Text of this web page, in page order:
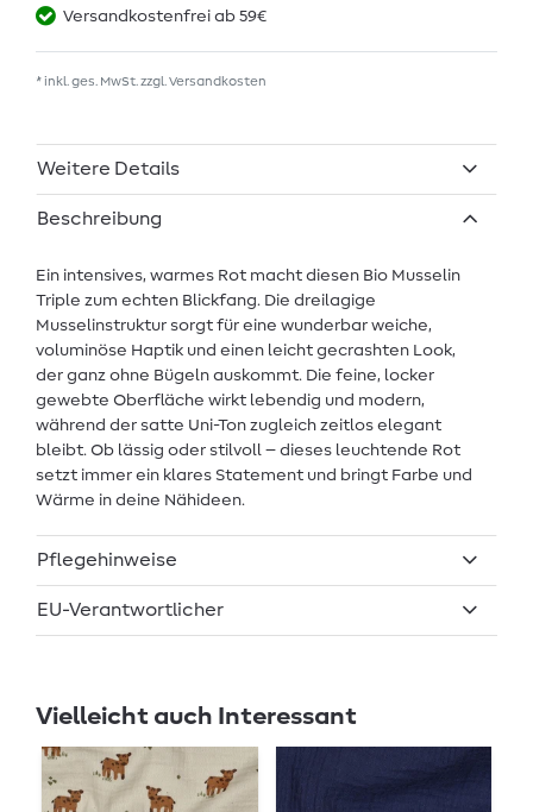
Versandkostenfrei ab 59€
* inkl. ges. MwSt. zzgl. Versandkosten
Weitere Details
Beschreibung
Ein intensives, warmes Rot macht diesen Bio Musselin
Triple zum echten Blickfang. Die dreilagige
Musselinstruktur sorgt für eine wunderbar weiche,
voluminöse Haptik und einen leicht gecrashten Look,
der ganz ohne Bügeln auskommt. Die feine, locker
gewebte Oberfläche wirkt lebendig und modern,
während der satte Uni-Ton zugleich zeitlos elegant
bleibt. Ob lässig oder stilvoll – dieses leuchtende Rot
setzt immer ein klares Statement und bringt Farbe und
Wärme in deine Nähideen.
Pflegehinweise
EU-Verantwortlicher
Vielleicht auch Interessant